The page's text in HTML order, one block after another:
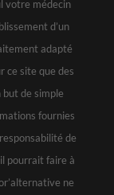
votre médecin
d’un
adapté
ce site que des
but de simple
fournies
de
pourrait faire à
ne